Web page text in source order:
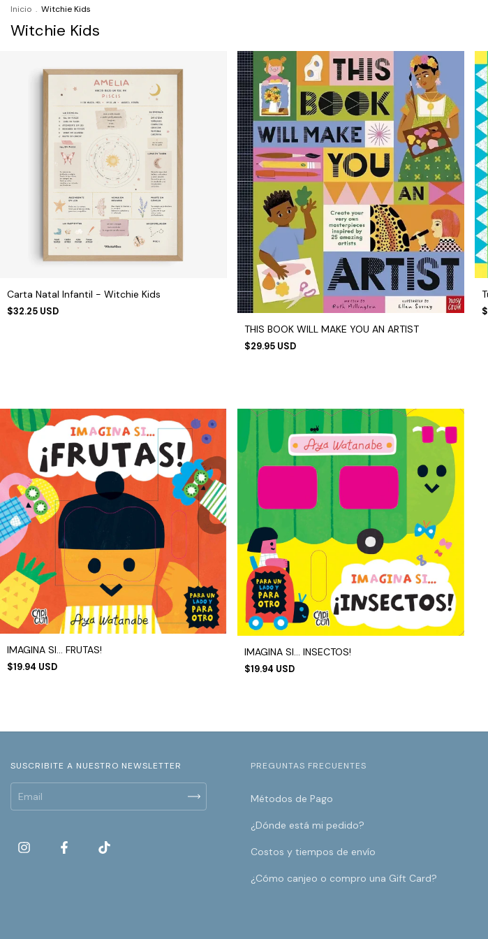
Inicio . Witchie Kids
Witchie Kids
Carta Natal Infantil - Witchie Kids
$32.25 USD
THIS BOOK WILL MAKE YOU AN ARTIST
$29.95 USD
IMAGINA SI... FRUTAS!
$19.94 USD
IMAGINA SI... INSECTOS!
$19.94 USD
SUSCRIBITE A NUESTRO NEWSLETTER PREGUNTAS FRECUENTES
Métodos de Pago
¿Dónde está mi pedido?
Costos y tiempos de envío
¿Cómo canjeo o compro una Gift Card?